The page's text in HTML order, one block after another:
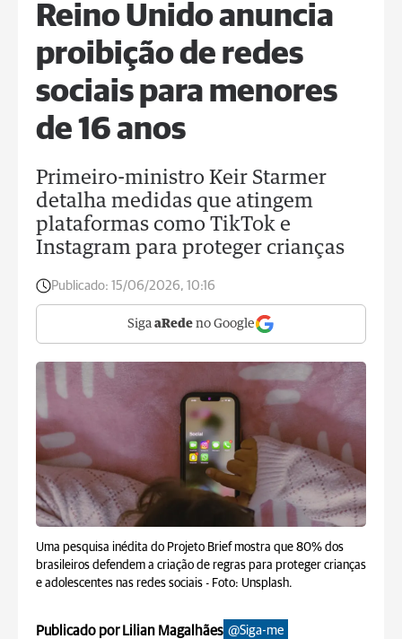
Reino Unido anuncia
proibição de redes
sociais para menores
de 16 anos
Primeiro-ministro Keir Starmer
detalha medidas que atingem
plataformas como TikTok e
Instagram para proteger crianças
Publicado: 15/06/2026, 10:16
Siga aRede no Google
Uma pesquisa inédita do Projeto Brief mostra que 80% dos
brasileiros defendem a criação de regras para proteger crianças
e adolescentes nas redes sociais - Foto: Unsplash.
Publicado por Lilian Magalhães @Siga-me